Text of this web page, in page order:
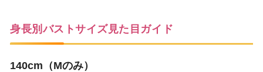
身長別バストサイズ見た目ガイド
140cm（Mのみ）